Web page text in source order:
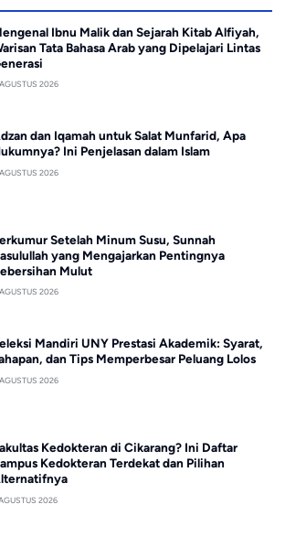
Ibnu Malik dan Sejarah Kitab Alfiyah,
Tata Bahasa Arab yang Dipelajari Lintas
2026
dan Iqamah untuk Salat Munfarid, Apa
Ini Penjelasan dalam Islam
2026
Setelah Minum Susu, Sunnah
yang Mengajarkan Pentingnya
Mulut
2026
Mandiri UNY Prestasi Akademik: Syarat,
dan Tips Memperbesar Peluang Lolos
2026
Kedokteran di Cikarang? Ini Daftar
Kedokteran Terdekat dan Pilihan
2026